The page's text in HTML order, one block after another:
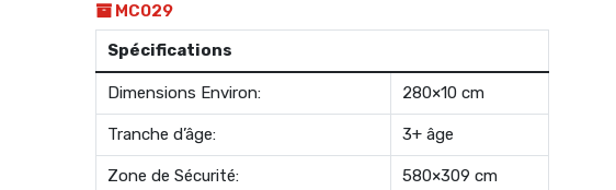
MC029
Spécifications
Dimensions Environ: 280×10 cm
Tranche d’âge: 3+ âge
Zone de Sécurité: 580×309 cm